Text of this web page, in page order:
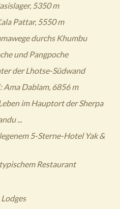
5350 m
Pattar, 5550 m
durchs Khumbu
und Pangpoche
der Lhotse-Südwand
Ama Dablam, 6856 m
im Hauptort der Sherpa
...
5-Sterne-Hotel Yak &
Restaurant